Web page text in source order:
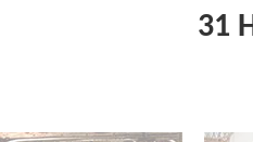
31